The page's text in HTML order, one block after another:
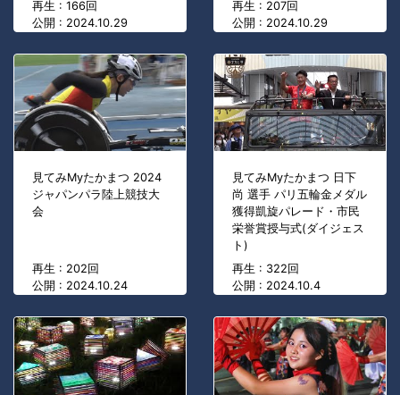
再生 : 166回
公開 : 2024.10.29
再生 : 207回
公開 : 2024.10.29
見てみMyたかまつ 2024
ジャパンパラ陸上競技大
会
再生 : 202回
公開 : 2024.10.24
見てみMyたかまつ 日下
尚 選手 パリ五輪金メダル
獲得凱旋パレード・市民
栄誉賞授与式(ダイジェス
ト)
再生 : 322回
公開 : 2024.10.4